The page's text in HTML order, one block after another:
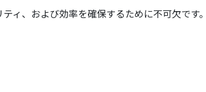
ィ、および効率を確保するために不可欠です